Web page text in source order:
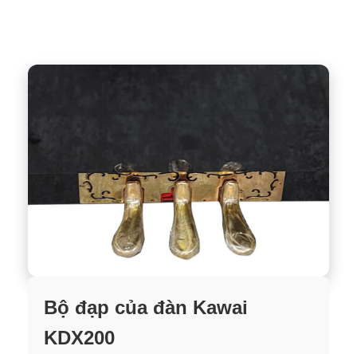
Bộ đạp của đàn Kawai
KDX200